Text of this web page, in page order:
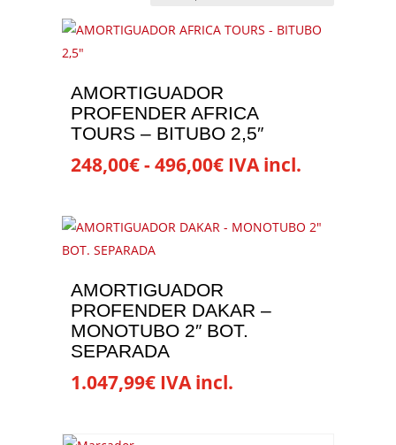
AMORTIGUADOR
PROFENDER AFRICA
TOURS – BITUBO 2,5″
248,00€-496,00€Rango
desde
496,00€
IVA incl.
tiene
múltiples
Las
opciones
se
elegir
la
AMORTIGUADOR
PROFENDER DAKAR –
MONOTUBO 2″ BOT.
SEPARADA
1.047,99€ IVA incl.